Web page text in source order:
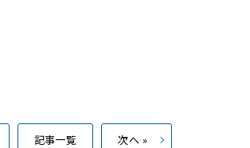
記事一覧 次へ »